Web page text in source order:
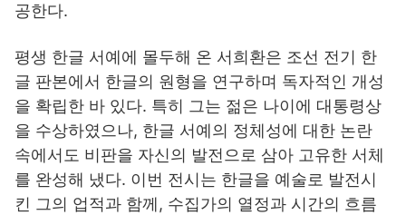
공한다.
평생 한글 서예에 몰두해 온 서희환은 조선 전기 한
글 판본에서 한글의 원형을 연구하며 독자적인 개성
을 확립한 바 있다. 특히 그는 젊은 나이에 대통령상
을 수상하였으나, 한글 서예의 정체성에 대한 논란
속에서도 비판을 자신의 발전으로 삼아 고유한 서체
를 완성해 냈다. 이번 전시는 한글을 예술로 발전시
킨 그의 업적과 함께, 수집가의 열정과 시간의 흐름